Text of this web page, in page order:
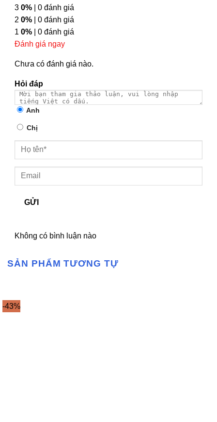
3 0% | 0 đánh giá
2 0% | 0 đánh giá
1 0% | 0 đánh giá
Đánh giá ngay
Chưa có đánh giá nào.
Hỏi đáp
Anh
Chị
GỬI
Không có bình luận nào
SẢN PHẨM TƯƠNG TỰ
-43%